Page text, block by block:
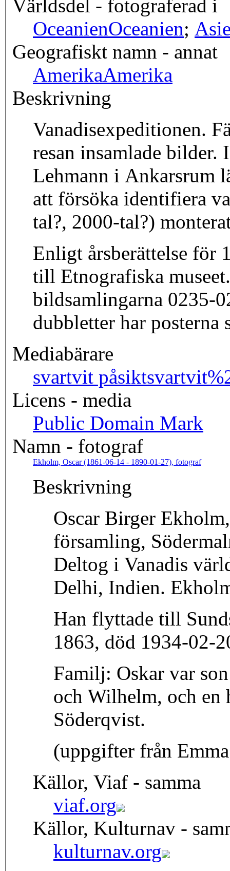
Världsdel - fotograferad i
OceanienOceanien;
Geografiskt namn - annat
AmerikaAmerika
Beskrivning
Vanadisexpeditionen.
resan insamlade bilder.
Lehmann i Ankarsrum
att försöka identifiera
tal?, 2000-tal?)
Enligt årsberättelse för
till Etnografiska
bildsamlingarna 0235-0237. En del av bilderna i de samlingarna finns även i samling 0007. I de fall det är
dubbletter har
Mediabärare
svartvit påsikt
Licens - media
Public Domain Mark
Namn - fotograf
Ekholm, Oscar (1861-06-14 - 1890-01-27), fotograf
Beskrivning
Oscar Birger
församling,
Deltog i Vanadis
Delhi, Indien.
Han flyttade till
1863, död 1934-02-
Familj: Oskar var
och Wilhelm, och en
Söderqvist.
(uppgifter från
Källor, Viaf - samma
viaf.org
Källor, Kulturnav -
kulturnav.org